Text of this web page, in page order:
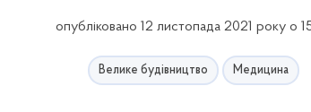
опубліковано 12 листопада 2021 року о
Велике будівництво Медицина